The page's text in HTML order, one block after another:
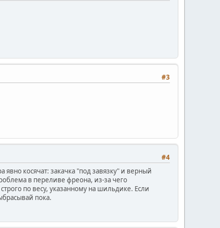
#3
#4
косячат: закачка "под завязку" и верный
в переливе фреона, из-за чего
по весу, указанному на шильдике. Если
пока.